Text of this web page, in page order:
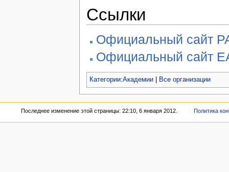
Ссылки
Официальный сайт
Официальный сайт
Категории:Академии| Все организации
Последнее изменение этой страницы: 22:10, 6 января 2012. Политика